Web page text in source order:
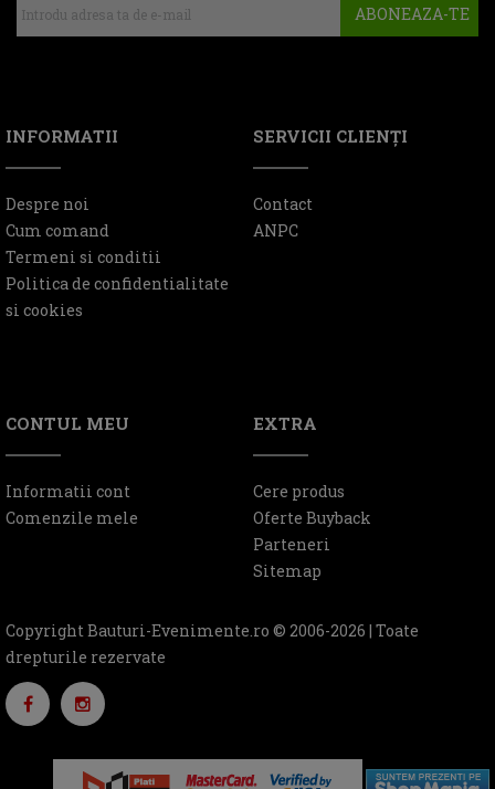
ABONEAZA-TE
INFORMATII
Despre noi
Cum comand
Termeni si conditii
Politica de confidentialitate
si cookies
SERVICII CLIENŢI
Contact
ANPC
CONTUL MEU
Informatii cont
Comenzile mele
EXTRA
Cere produs
Oferte Buyback
Parteneri
Sitemap
Copyright Bauturi-Evenimente.ro © 2006-2026 | Toate
drepturile rezervate